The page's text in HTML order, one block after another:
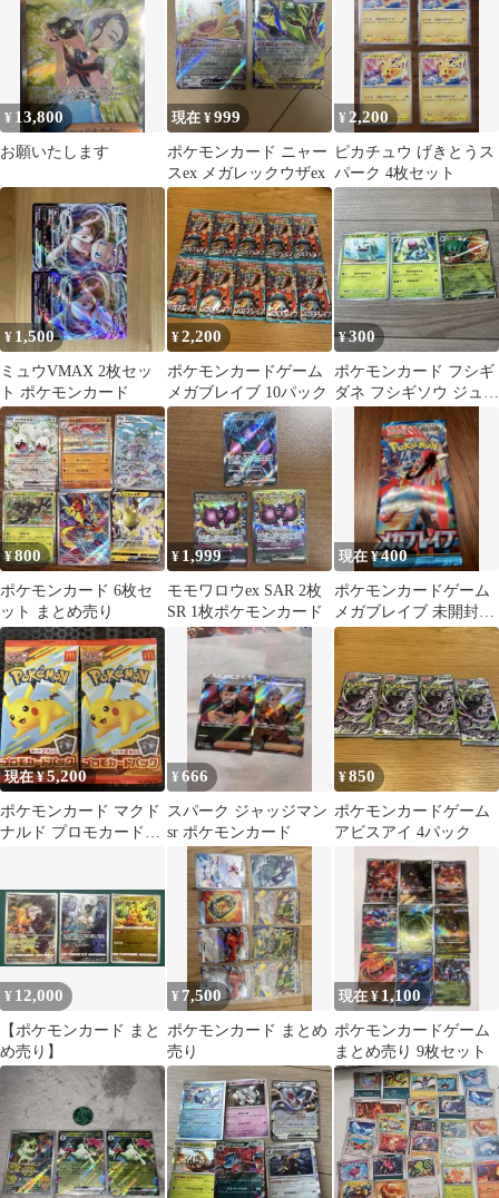
¥ 13,800
お願いたします
現在 ¥999
ポケモンカード ニャー
スex メガレックウザex
¥ 2,200
ピカチュウ げきとうス
パーク 4枚セット
¥ 1,500
ミュウVMAX 2枚セッ
ト ポケモンカード
¥2,200
ポケモンカードゲーム
メガブレイブ 10パック
¥300
ポケモンカード フシギ
ダネ フシギソウ ジュナ
イパーGX 3枚セット
¥800
ポケモンカード 6枚セ
ット まとめ売り
¥ 1,999
モモワロウex SAR 2枚
SR 1枚ポケモンカード
現在 ¥400
ポケモンカードゲーム
メガブレイブ 未開封パ
ック
現在 ¥5,200
ポケモンカード マクド
ナルド プロモカードパ
¥666
スパーク ジャッジマン
sr ポケモンカード
¥850
ポケモンカードゲーム
アビスアイ 4パック
¥ 12,000
【ポケモンカード まと
め売り】
¥ 7,500
ポケモンカード まとめ
売り
現在 ¥1,100
ポケモンカードゲーム
まとめ売り 9枚セット